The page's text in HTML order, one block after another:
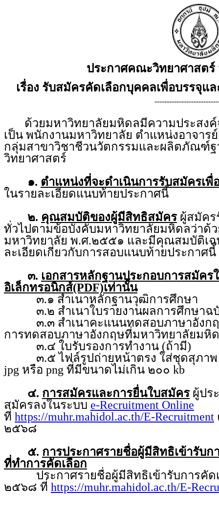
ประกาศคณะวิทยาศาสต
เรื่อง รับสมัครคัดเลือกบุคคลเพื่อบรรจุแ
ด้วยมหาวิทยาลัยมหิดลมีความประสงค์
เป็น พนักงานมหาวิทยาลัย ตำแหน่งอาจาร
กลุ่มสาขาวิชาชีวนวัตกรรมและผลิตภัณฑ์
วิทยาศาสตร์
๑. ตำแหน่งที่จะดำเนินการรับสมัครเพื่
ในรายละเอียดแนบท้ายประกาศนี้
๒. คุณสมบัติของผู้มีสิทธิสมัครผู้สมัคร
ทั่วไปตามข้อบังคับมหาวิทยาลัยมหิดลว่าด้
มหาวิทยาลัย พ.ศ.๒๕๕๑ และมีคุณสมบัติเฉ
ละเอียดเกี่ยวกับการสอบแนบท้ายประกาศนี้
๓. เอกสารหลักฐานประกอบการสมัค
อิเล็กทรอนิกส์(PDF)เท่านั้น
๓.๑ สำเนาหลักฐานวุฒิการศึกษา
๓.๒ สำเนาใบรายงานผลการศึกษาฉ
๓.๓ สำเนาคะแนนทดสอบภาษาอังกฤ
การทดสอบภาษาอังกฤษที่มหาวิทยาลัยมหิ
๓.๔ ใบรับรองการทำงาน (ถ้ามี)
๓.๕ ไฟล์รูปถ่ายหน้าตรง ใส่ชุดสุภาพ ถ่
jpg หรือ png ที่มีขนาดไม่เกิน ๒๐๐ kb
๔. การสมัครและการยื่นใบสมัครผู้ปร
สมัครลงในระบบ e-Recruitment Online
ที่ https://muhr.mahidol.ac.th/E-Recruitment
๒๕๖๘
๕. การประกาศรายชื่อผู้มีสิทธิเข้ารับก
ที่ทำการคัดเลือก
ประกาศรายชื่อผู้มีสิทธิเข้ารับการคัดเ
๒๕๖๘ ที่ https://muhr.mahidol.ac.th/E-